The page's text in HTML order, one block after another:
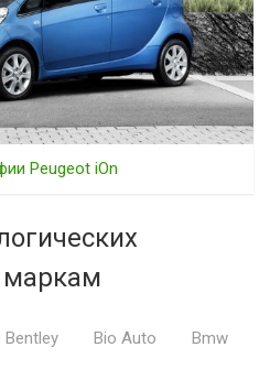
Peugeot iOn
маркам
Bentley Bio Auto Bmw